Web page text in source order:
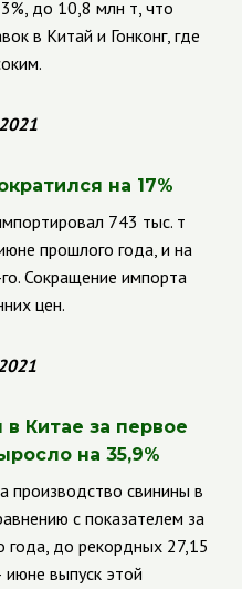
до 10,8 млн т, что
в Китай и Гонконг, где
на 17%
743 тыс. т
прошлого года, и на
Сокращение импорта
цен.
Китае за первое
на 35,9%
производство свинины в
с показателем за
года, до рекордных 27,15
июне выпуск этой